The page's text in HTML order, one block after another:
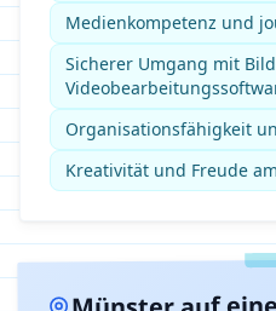
Medienkompetenz und
Sicherer Umgang mit
Organisationsfähigkeit
Kreativität und Freude